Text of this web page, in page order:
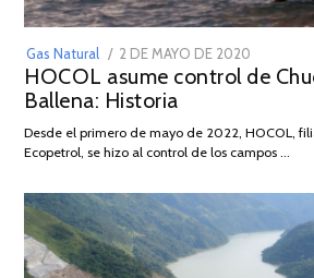
Gas Natural
POSTED
ON
2 DE MAYO DE 2020
DE
2026
HOCOL asume control de
Ballena: Historia
Desde el primero de mayo de 2022, HOCOL,
Ecopetrol, se hizo al control de los campos …